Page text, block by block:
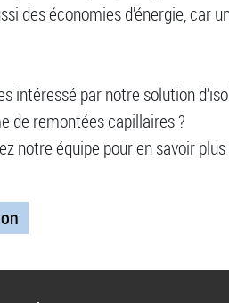
des économies d’énergie, car
intéressé par notre solution
de remontées capillaires ?
notre équipe pour en savoir